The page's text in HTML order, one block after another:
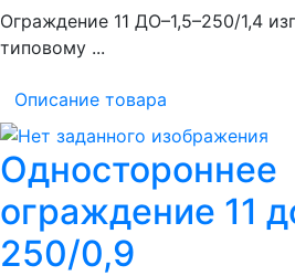
Ограждение 11 ДО–1,5–250/1,4
типовому ...
Описание товара
Одностороннее
ограждение 11
250/0,9